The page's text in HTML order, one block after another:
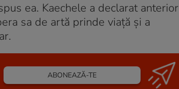
ea. Kaechele a declarat anterior
sa de artă prinde viață și a
ABONEAZĂ-TE